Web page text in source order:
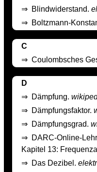
⇒ Blindwiderstand.
⇒ Boltzmann-
C
⇒ Coulombsches
D
⇒ Dämpfung.
⇒ Dämpfungsfaktor.
⇒ Dämpfungsgrad.
⇒ DARC-Online-
Kapitel 13:
⇒ Das Dezibel.